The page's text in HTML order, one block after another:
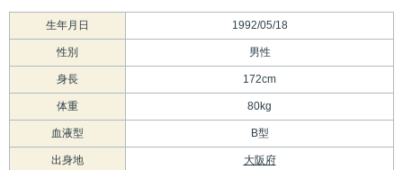
生年月日 1992/05/18
性別 男性
身長 172cm
体重 80kg
血液型 B型
出身地 大阪府